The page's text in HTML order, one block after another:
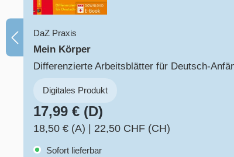
DaZ Praxis
Mein Körper
Differenzierte Arbeitsblätter für Deutsch-
Digitales Produkt
17,99 € (D)
18,50 € (A) 22,50 CHF (CH)
Sofort lieferbar